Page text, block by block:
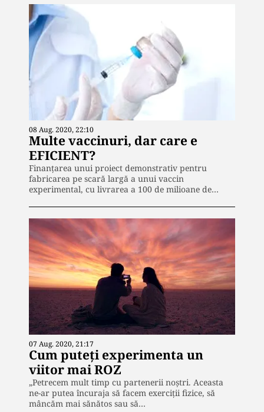
08 Aug. 2020, 22:10
Multe vaccinuri, dar care e
EFICIENT?
Finanțarea unui proiect demonstrativ pentru
fabricarea pe scară largă a unui vaccin
experimental, cu livrarea a 100 de milioane de…
07 Aug. 2020, 21:17
Cum puteți experimenta un
viitor mai ROZ
„Petrecem mult timp cu partenerii noștri. Aceasta
ne-ar putea încuraja să facem exerciții fizice, să
mâncăm mai sănătos sau să…